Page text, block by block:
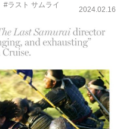
#ラスト サムライ
2024.02.16